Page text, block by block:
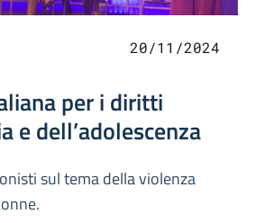
20/11/2024
per i diritti
e dell’adolescenza
sul tema della violenza